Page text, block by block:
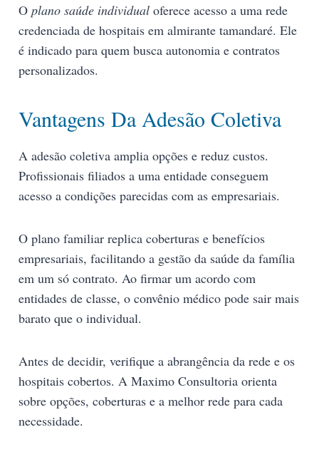
O plano saúde individual oferece acesso a uma rede
credenciada de hospitais em almirante tamandaré. Ele
é indicado para quem busca autonomia e contratos
personalizados.
Vantagens Da Adesão Coletiva
A adesão coletiva amplia opções e reduz custos.
Profissionais filiados a uma entidade conseguem
acesso a condições parecidas com as empresariais.
O plano familiar replica coberturas e benefícios
empresariais, facilitando a gestão da saúde da família
em um só contrato. Ao firmar um acordo com
entidades de classe, o convênio médico pode sair mais
barato que o individual.
Antes de decidir, verifique a abrangência da rede e os
hospitais cobertos. A Maximo Consultoria orienta
sobre opções, coberturas e a melhor rede para cada
necessidade.